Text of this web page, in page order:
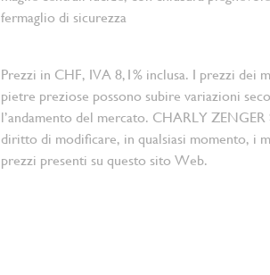
fermaglio di sicurezza
Prezzi in CHF, IVA 8,1% inclusa. I prezzi dei
pietre preziose possono subire variazioni
l’andamento del mercato. CHARLY ZENGER
diritto di modificare, in qualsiasi momento, i
prezzi presenti su questo sito Web.